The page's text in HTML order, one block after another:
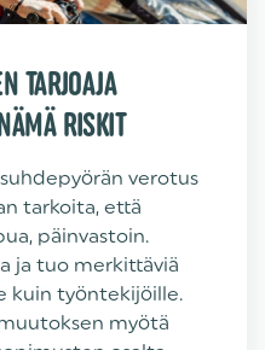
TARJOAJA
RISKIT
verotus
tarkoita, että
päinvastoin.
ja tuo merkittäviä
kuin työntekijöille.
myötä